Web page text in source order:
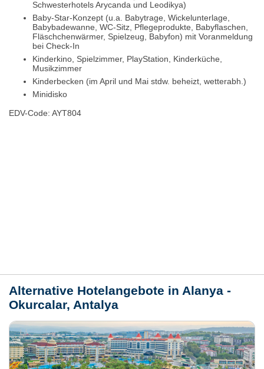
Schwesterhotels Arycanda und Leodikya)
Baby-Star-Konzept (u.a. Babytrage, Wickelunterlage,
Babybadewanne, WC-Sitz, Pflegeprodukte, Babyflaschen,
Fläschchenwärmer, Spielzeug, Babyfon) mit Voranmeldung
bei Check-In
Kinderkino, Spielzimmer, PlayStation, Kinderküche,
Musikzimmer
Kinderbecken (im April und Mai stdw. beheizt, wetterabh.)
Minidisko
EDV-Code: AYT804
Alternative Hotelangebote in Alanya -
Okurcalar, Antalya